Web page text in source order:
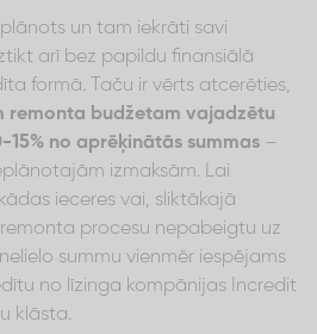
un tam iekrāti savi
arī bez papildu finansiālā
formā. Taču ir vērts atcerēties,
remonta budžetam vajadzētu
15% no aprēķinātās summas –
izmaksām. Lai
ieceres vai, sliktākajā
procesu nepabeigtu uz
summu vienmēr iespējams
no līzinga kompānijas Incredit
klāsta.